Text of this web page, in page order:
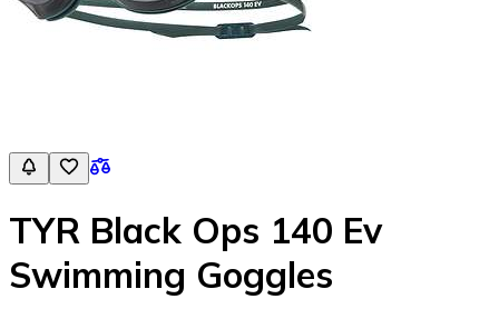
TYR Black Ops 140 Ev
Swimming Goggles